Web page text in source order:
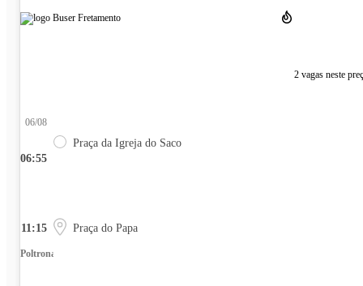
2 vagas neste
06:55
06/08
Praça da Igreja do Saco
11:15 Praça do Papa
Poltrona